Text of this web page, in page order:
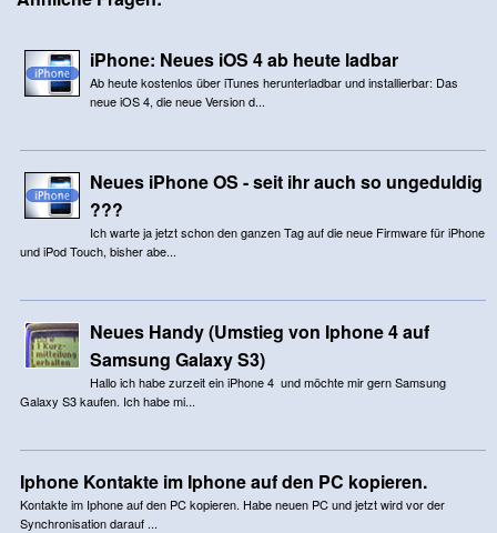
iPhone: Neues iOS 4 ab heute ladbar
Ab heute kostenlos über iTunes herunterladbar und installierbar: Das
neue iOS 4, die neue Version d...
Neues iPhone OS - seit ihr auch so ungeduldig
???
Ich warte ja jetzt schon den ganzen Tag auf die neue Firmware für iPhone
und iPod Touch, bisher abe...
Neues Handy (Umstieg von Iphone 4 auf
Samsung Galaxy S3)
Hallo ich habe zurzeit ein iPhone 4 und möchte mir gern Samsung
Galaxy S3 kaufen. Ich habe mi...
Iphone Kontakte im Iphone auf den PC kopieren.
Kontakte im Iphone auf den PC kopieren. Habe neuen PC und jetzt wird vor der
Synchronisation darauf ...